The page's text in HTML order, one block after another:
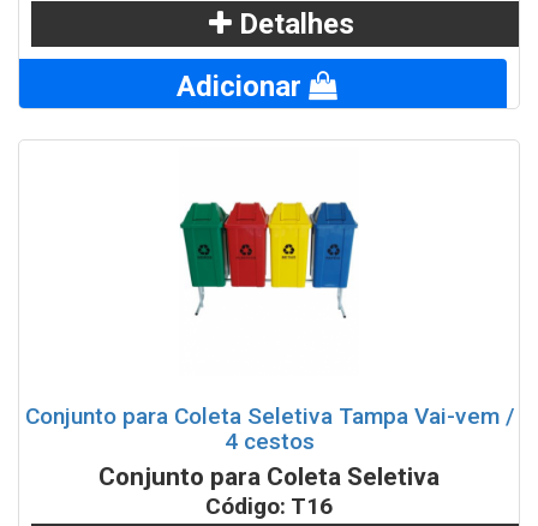
Detalhes
Adicionar
Conjunto para Coleta Seletiva Tampa Vai-vem /
4 cestos
Conjunto para Coleta Seletiva
Código: T16